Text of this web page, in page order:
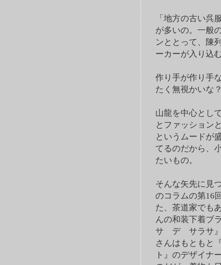
「地方の古い呉
が多いの。一般
ンととって、陳
ーカーが入り込
作り手が作り手
たく無視かいな
山龍を中心とし
とファッション
というムードが
てるのだから、
たいもの。
そんな矢先に見
のコラムの第16
た、茶道家でも
んの和装下着ブ
サ デ サラサ』
さんはもともと
ト』のデザイナ